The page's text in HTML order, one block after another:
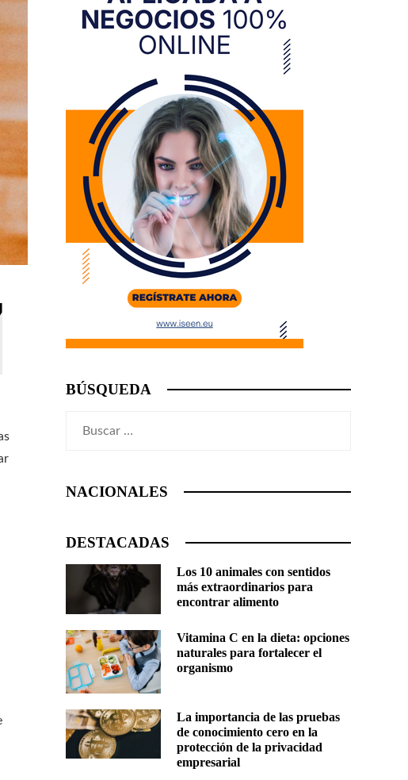
BÚSQUEDA
NACIONALES
DESTACADAS
Los 10 animales con sentidos
más extraordinarios para
encontrar alimento
Vitamina C en la dieta: opciones
naturales para fortalecer el
organismo
La importancia de las pruebas
de conocimiento cero en la
protección de la privacidad
empresarial